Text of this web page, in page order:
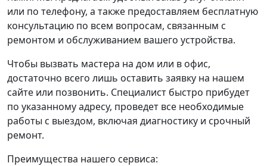
или по телефону, а также предоставляем бесплатную
консультацию по всем вопросам, связанным с
ремонтом и обслуживанием вашего устройства.
Чтобы вызвать мастера на дом или в офис,
достаточно всего лишь оставить заявку на нашем
сайте или позвонить. Специалист быстро прибудет
по указанному адресу, проведет все необходимые
работы с выездом, включая диагностику и срочный
ремонт.
Преимущества нашего сервиса: